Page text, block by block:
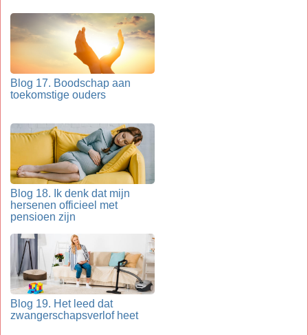
Blog 17. Boodschap aan
toekomstige ouders
Blog 18. Ik denk dat mijn
hersenen officieel met
pensioen zijn
Blog 19. Het leed dat
zwangerschapsverlof heet